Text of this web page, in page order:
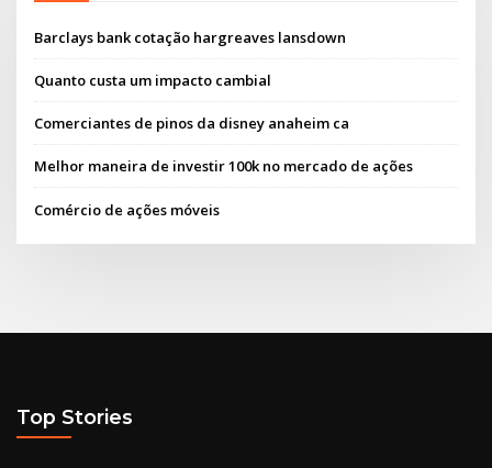
Barclays bank cotação hargreaves lansdown
Quanto custa um impacto cambial
Comerciantes de pinos da disney anaheim ca
Melhor maneira de investir 100k no mercado de ações
Comércio de ações móveis
Top Stories